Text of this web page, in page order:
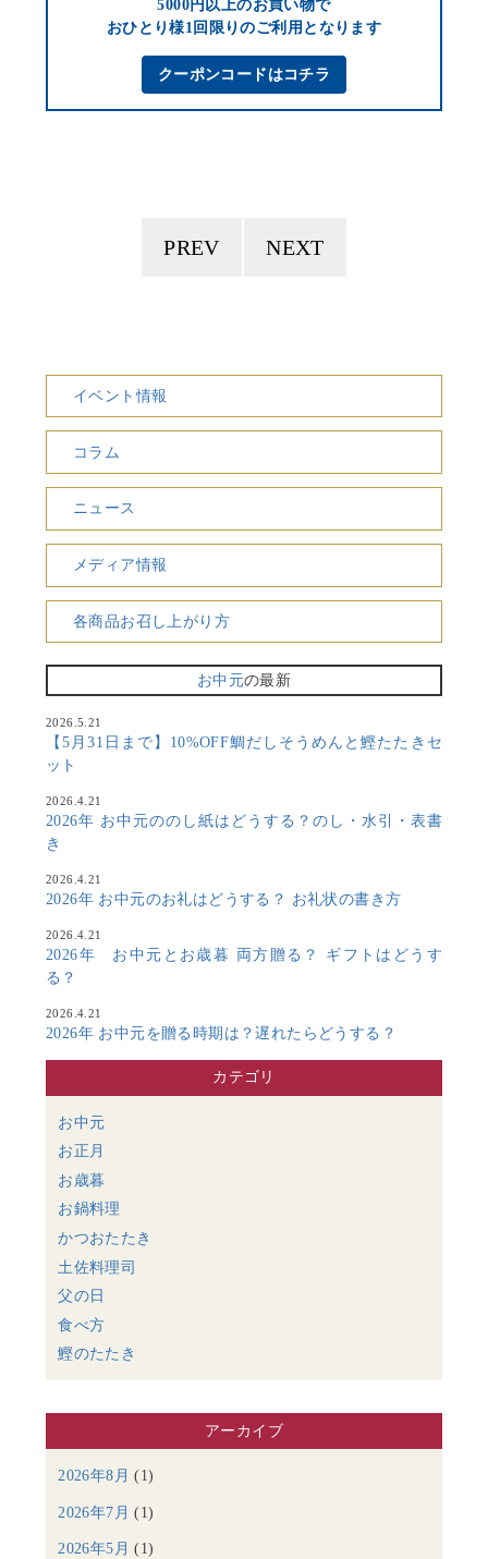
5000円以上のお買い物で
おひとり様1回限りのご利用となります
クーポンコードはコチラ
PREV NEXT
イベント情報
コラム
ニュース
メディア情報
各商品お召し上がり方
お中元の最新
2026.5.21
【5月31日まで】10%OFF鯛だしそうめんと鰹たたきセ
ット
2026.4.21
2026年 お中元ののし紙はどうする？のし・水引・表書
き
2026.4.21
2026年 お中元のお礼はどうする？ お礼状の書き方
2026.4.21
2026年 お中元とお歳暮 両方贈る？ ギフトはどうす
る？
2026.4.21
2026年 お中元を贈る時期は？遅れたらどうする？
カテゴリ
お中元
お正月
お歳暮
お鍋料理
かつおたたき
土佐料理司
父の日
食べ方
鰹のたたき
アーカイブ
2026年8月 (1)
2026年7月 (1)
2026年5月 (1)